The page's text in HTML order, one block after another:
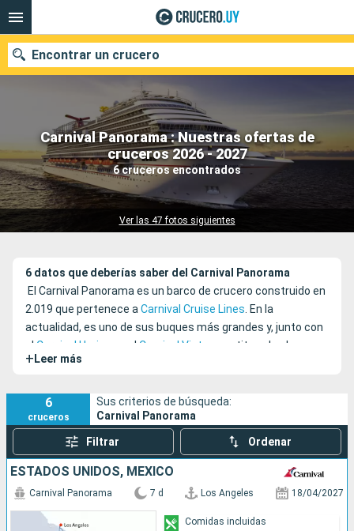
Carnival Panorama : Nuestras ofertas de
cruceros 2026 - 2027
6 cruceros encontrados
Ver las 47 fotos siguientes
Encontrar un crucero
Nuestros destinos
Fecha de salida
6 datos que deberías saber del Carnival Panorama
El Carnival Panorama es un barco de crucero construido en
2.019 que pertenece aCarnival Cruise Lines. En la
actualidad, es uno de sus buques más grandes y, junto con
el Carnival Horizon y el Carnival Vista
constituye la clase
Vista de Carnival.
+ Leer más
6
cruceros
Sus criterios de búsqueda:
Carnival Panorama
Filtrar Ordenar
ESTADOS UNIDOS, MÉXICO
Carnival Panorama 7 d Los Angeles 18/04/2027
Comidas incluidas